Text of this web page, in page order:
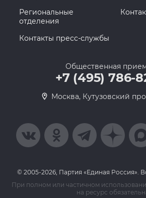
Региональные
отделения
Контакты пресс-службы
Общественная
+7 (495) 786-
Москва, Кутузовский
© 2005-2026, Партия «Единая Россия».
При полном или частичном
на ресурс